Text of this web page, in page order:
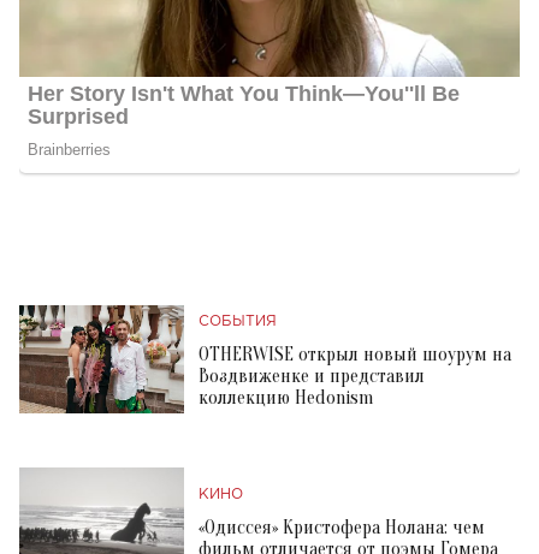
СОБЫТИЯ
OTHERWISE открыл новый шоурум на
Воздвиженке и представил
коллекцию Hedonism
КИНО
«Одиссея» Кристофера Нолана: чем
фильм отличается от поэмы Гомера